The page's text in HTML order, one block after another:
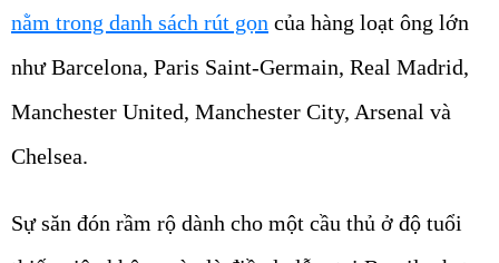
nằm trong danh sách rút gọn của hàng loạt ông lớn
như Barcelona, Paris Saint-Germain, Real Madrid,
Manchester United, Manchester City, Arsenal và
Chelsea.
Sự săn đón rầm rộ dành cho một cầu thủ ở độ tuổi